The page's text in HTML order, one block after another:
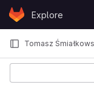
Skip to content
GitLabExplore
Tomasz